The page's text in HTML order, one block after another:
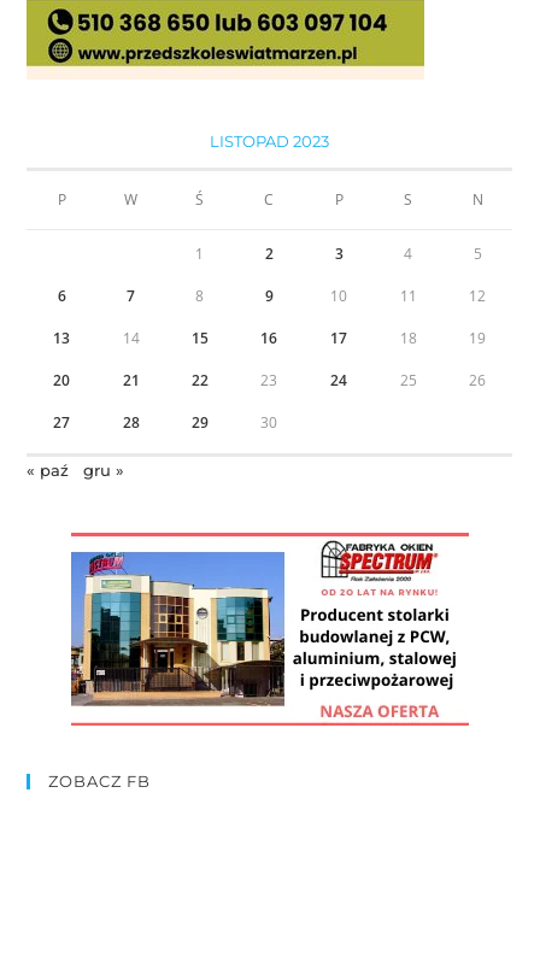
LISTOPAD 2023
P W Ś C P S N
1 2 3 4 5
6 7 8 9 10 11 12
13 14 15 16 17 18 19
20 21 22 23 24 25 26
27 28 29 30
« paź gru »
ZOBACZ FB